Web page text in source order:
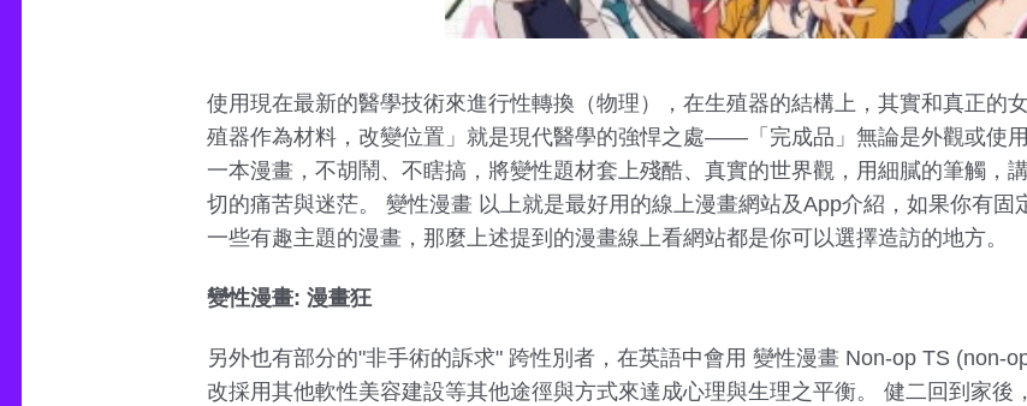
使用現在最新的醫學技術來進行性轉換（物理），在生殖器的結構上，其實和真正的
殖器作為材料，改變位置」就是現代醫學的強悍之處——「完成品」無論是外觀或使
一本漫畫，不胡鬧、不瞎搞，將變性題材套上殘酷、真實的世界觀，用細膩的筆觸，
切的痛苦與迷茫。 變性漫畫 以上就是最好用的線上漫畫網站及App介紹，如果你有
一些有趣主題的漫畫，那麼上述提到的漫畫線上看網站都是你可以選擇造訪的地方。
變性漫畫: 漫畫狂
另外也有部分的"非手術的訴求" 跨性別者，在英語中會用 變性漫畫 Non-op TS (non-
改採用其他軟性美容建設等其他途徑與方式來達成心理與生理之平衡。 健二回到家後